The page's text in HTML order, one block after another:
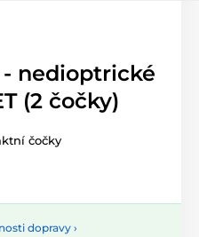
nedioptrické
(2 čočky)
čočky
dopravy ›